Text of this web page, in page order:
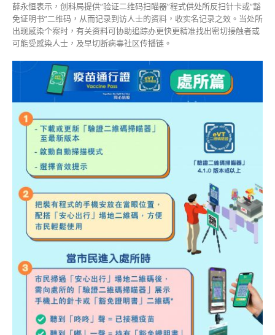
薛永恒表示，创科局提供“验证二维码扫瞄器”程式供处所反扫针卡或“豁
免证明书”二维码，从而记录到访人士的资料，收实名记录之效。当处所
出现感染个案时，有关资料可协助追踪办更快更精准找出密切接触者或
可能受感染人士，及早切断病毒社区传播链。